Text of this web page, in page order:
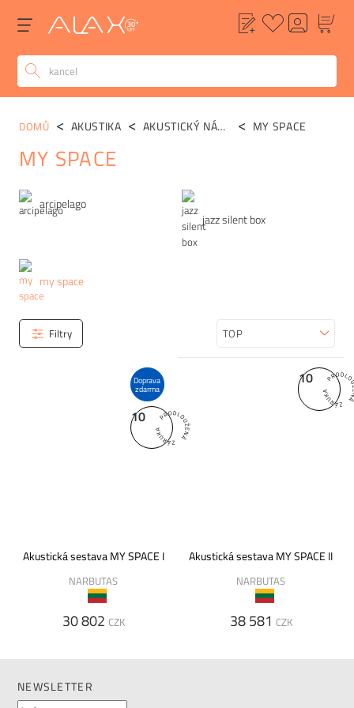
Kategoriearcipelago
jazz silent box
my space
DOMŮ AKUSTIKA AKUSTICKÝ NÁBYTEK MY SPACE
MY SPACE
Filtry Seřadit
Doprava
zdarma
10
Akustická sestava MY SPACE I
NARBUTAS
30 802 CZK
10
Akustická sestava MY SPACE II
NARBUTAS
38 581 CZK
NEWSLETTER